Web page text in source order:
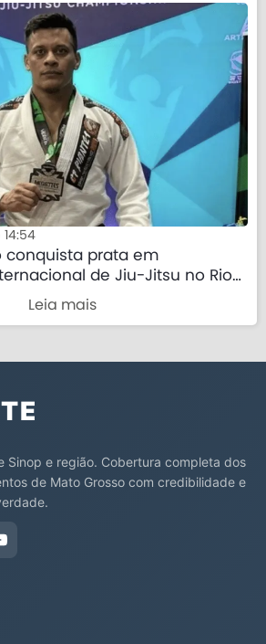
14:54
conquista prata em
de Jiu-Jitsu no Rio
Leia mais
Sinop e região. Cobertura completa dos
de Mato Grosso com credibilidade e